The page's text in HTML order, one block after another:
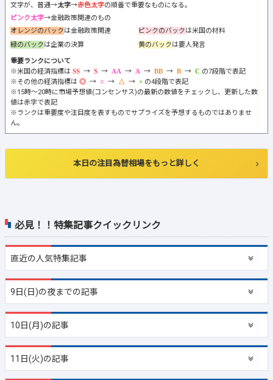
必見！！特集記事クイックリンク
直近の人気特集記事
9日(日)の夜までの記事
10日(月)の記事
11日(火)の記事
文字が、普通→太字→赤色太字の順番で重要なものになる。
ピンク太字→金融政策関連のもの
オレンジのバックは金融政策関連 ピンクのバックは米国の材料
緑のバックは企業の決算 黄のバックは要人発言
重要ランクについて
※米国の経済指標は
→ → → → → →
の7段階で表記
※その他の経済指標は
→ → →
の4段階で表記
※15時～20時に市場予想値(コンセンサス)の最新の数値をチェックし、更新した数
値は赤字で表記
※ランクは重要度や注目度を表すものでサプライズを予想するものではありませ
ん。
本日の注目為替相場をもっと詳しく